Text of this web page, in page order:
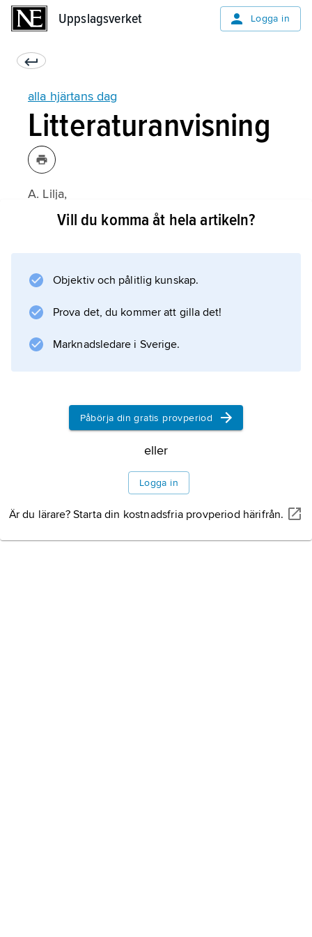
Uppslagsverket Logga in
alla hjärtans dag
Litteraturanvisning
A. Lilja,
Sockrade hjärtan och godissugna spöken: Alla
Information om artikeln
Vill du komma åt hela artikeln?
Objektiv och pålitlig kunskap.
Prova det, du kommer att gilla det!
Marknadsledare i Sverige.
Påbörja din gratis provperiod
eller
Logga in
Är du lärare? Starta din kostnadsfria provperiod härifrån.